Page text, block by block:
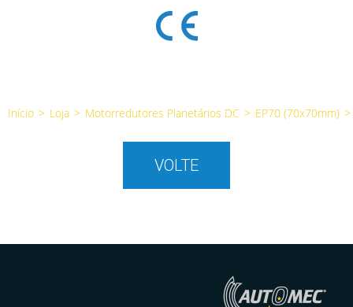
Início > Loja > Motorredutores Planetários DC > EP70 (70x70mm) >
VOLTE